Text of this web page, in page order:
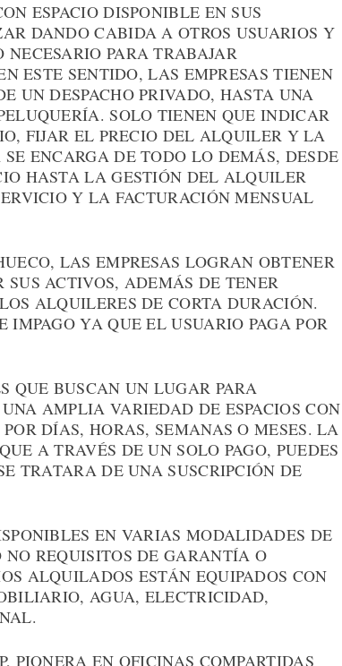
ESPACIO DISPONIBLE EN SUS
DANDO CABIDA A OTROS USUARIOS Y
NECESARIO PARA TRABAJAR
ESTE SENTIDO, LAS EMPRESAS TIENEN
UN DESPACHO PRIVADO, HASTA UNA
SOLO TIENEN QUE INDICAR
FIJAR EL PRECIO DEL ALQUILER Y LA
ENCARGA DE TODO LO DEMÁS, DESDE
HASTA LA GESTIÓN DEL ALQUILER
Y LA FACTURACIÓN MENSUAL
LAS EMPRESAS LOGRAN OBTENER
ACTIVOS, ADEMÁS DE TENER
ALQUILERES DE CORTA DURACIÓN.
IMPAGO YA QUE EL USUARIO PAGA POR
QUE BUSCAN UN LUGAR PARA
AMPLIA VARIEDAD DE ESPACIOS CON
DÍAS, HORAS, SEMANAS O MESES. LA
A TRAVÉS DE UN SOLO PAGO, PUEDES
TRATARA DE UNA SUSCRIPCIÓN DE
EN VARIAS MODALIDADES DE
REQUISITOS DE GARANTÍA O
ALQUILADOS ESTÁN EQUIPADOS CON
AGUA, ELECTRICIDAD,
PIONERA EN OFICINAS COMPARTIDAS